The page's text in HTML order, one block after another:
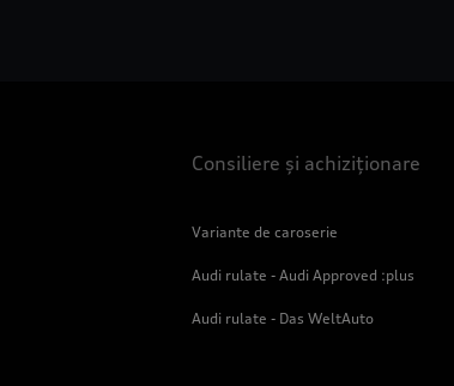
Consiliere și achiziționare
Variante de caroserie
Audi rulate - Audi Approved :plus
Audi rulate - Das WeltAuto